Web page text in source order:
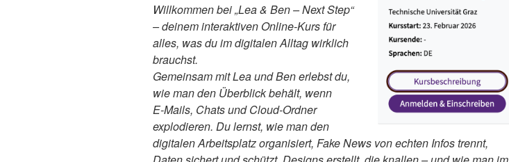
Willkommen bei „Lea & Ben – Next Step“
– deinem interaktiven Online‑Kurs für
alles, was du im digitalen Alltag wirklich
brauchst.
Gemeinsam mit Lea und Ben erlebst du,
wie man den Überblick behält, wenn
E‑Mails, Chats und Cloud‑Ordner
explodieren. Du lernst, wie man den
digitalen Arbeitsplatz organisiert, Fake News von echten Infos trennt,